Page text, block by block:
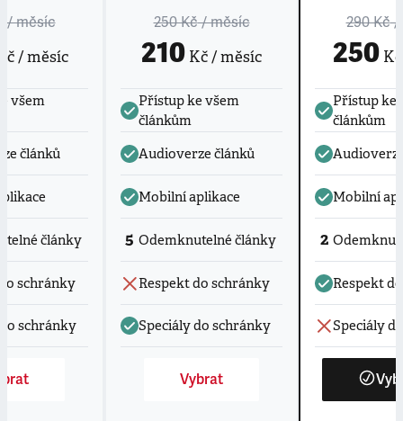
/ měsíc
/ měsíc
všem
článků
články
schránky
schránky
250 Kč/ měsíc
210 Kč / měsíc
Přístup ke všem
článkům
Audioverze článků
Mobilní aplikace
5 Odemknutelné články
Respekt do schránky
Speciály do schránky
Vybrat
290 Kč/
250Kč
Přístup ke
článkům
Mobilní
2
Respekt
Speciály